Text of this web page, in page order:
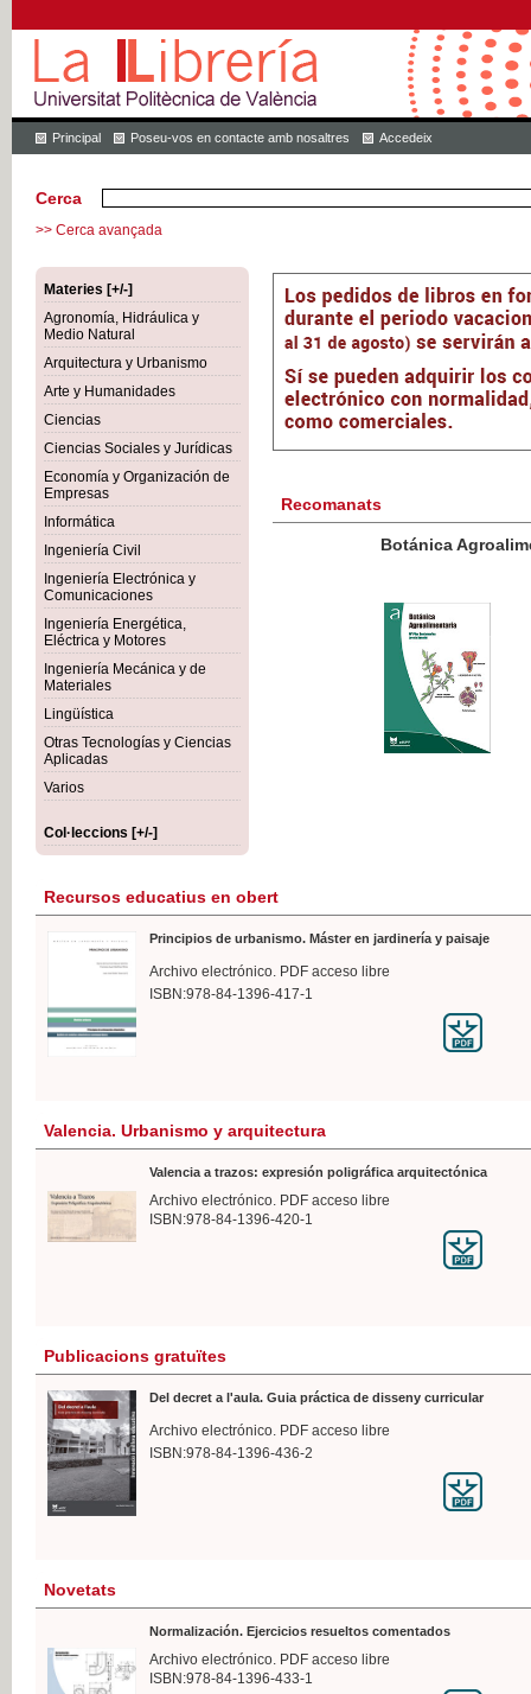
Principal Poseu-vos en contacte amb nosaltres Accedeix
Cerca
>> Cerca avançada
Materies [+/-]
Agronomía, Hidráulica y
Medio Natural
Arquitectura y Urbanismo
Arte y Humanidades
Ciencias
Ciencias Sociales y Jurídicas
Economía y Organización de
Empresas
Informática
Ingeniería Civil
Ingeniería Electrónica y
Comunicaciones
Ingeniería Energética,
Eléctrica y Motores
Ingeniería Mecánica y de
Materiales
Lingüística
Otras Tecnologías y Ciencias
Aplicadas
Varios
Col·leccions [+/-]
Recomanats
Botánica Agroalimentaria
Recursos educatius en obert
Principios de urbanismo. Máster en jardinería y paisaje
Archivo electrónico. PDF acceso libre
ISBN:978-84-1396-417-1
Valencia. Urbanismo y arquitectura
Valencia a trazos: expresión poligráfica arquitectónica
Archivo electrónico. PDF acceso libre
ISBN:978-84-1396-420-1
Publicacions gratuïtes
Del decret a l'aula. Guia práctica de disseny curricular
Archivo electrónico. PDF acceso libre
ISBN:978-84-1396-436-2
Novetats
Normalización. Ejercicios resueltos comentados
Archivo electrónico. PDF acceso libre
ISBN:978-84-1396-433-1